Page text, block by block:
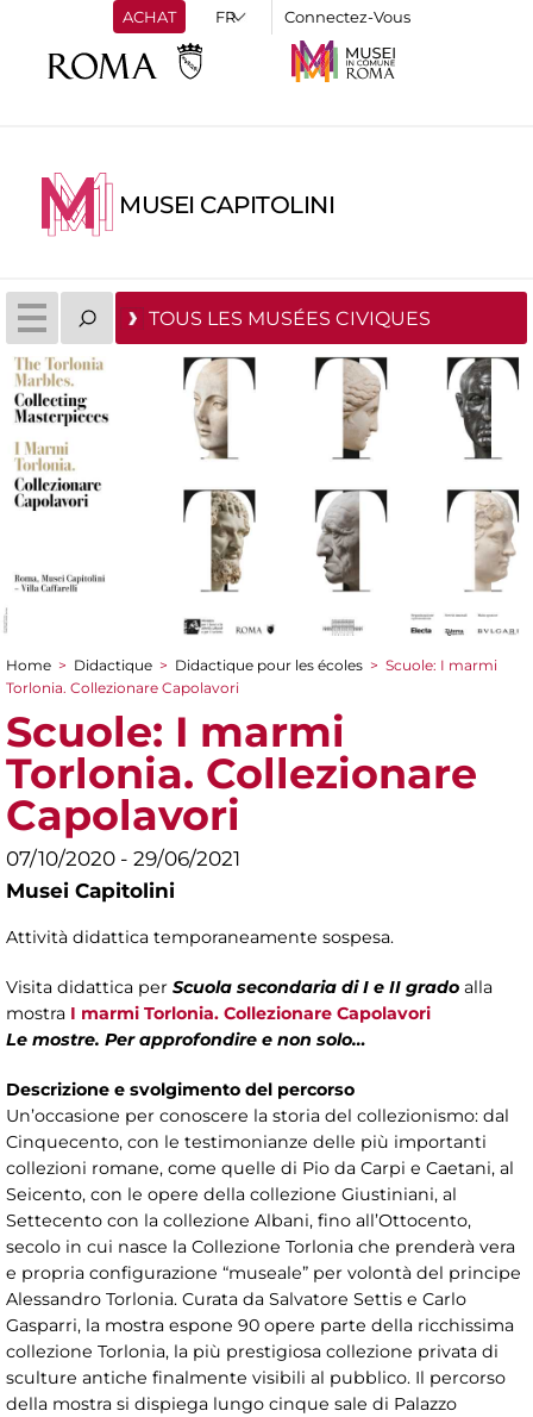
ACHAT Connectez-Vous
MUSEI CAPITOLINI
TOUS LES MUSÉES CIVIQUES
You are here
Home > Didactique > Didactique pour les écoles > Scuole: I marmi
Torlonia. Collezionare Capolavori
Scuole: I marmi
Torlonia. Collezionare
Capolavori
07/10/2020 - 29/06/2021
Musei Capitolini
Attività didattica temporaneamente sospesa.
Visita didattica per Scuola secondaria di I e II grado alla
mostra I marmi Torlonia. Collezionare Capolavori
Le mostre. Per approfondire e non solo…
Descrizione e svolgimento del percorso
Un’occasione per conoscere la storia del collezionismo: dal
Cinquecento, con le testimonianze delle più importanti
collezioni romane, come quelle di Pio da Carpi e Caetani, al
Seicento, con le opere della collezione Giustiniani, al
Settecento con la collezione Albani, fino all’Ottocento,
secolo in cui nasce la Collezione Torlonia che prenderà vera
e propria configurazione “museale” per volontà del principe
Alessandro Torlonia. Curata da Salvatore Settis e Carlo
Gasparri, la mostra espone 90 opere parte della ricchissima
collezione Torlonia, la più prestigiosa collezione privata di
sculture antiche finalmente visibili al pubblico. Il percorso
della mostra si dispiega lungo cinque sale di Palazzo